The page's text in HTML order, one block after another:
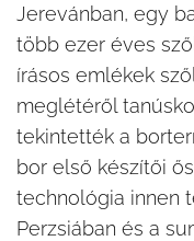
Jerevánban, egy
több ezer éves
írásos emlékek
meglétéről
tekintették a
bor első készítői
technológia innen
Perzsiában és a